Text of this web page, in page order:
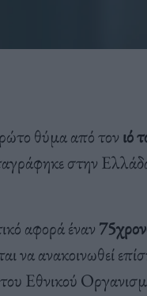
θύμα από τονιό
στην
αφορά έναν
να ανακοινωθεί
του Εθνικού